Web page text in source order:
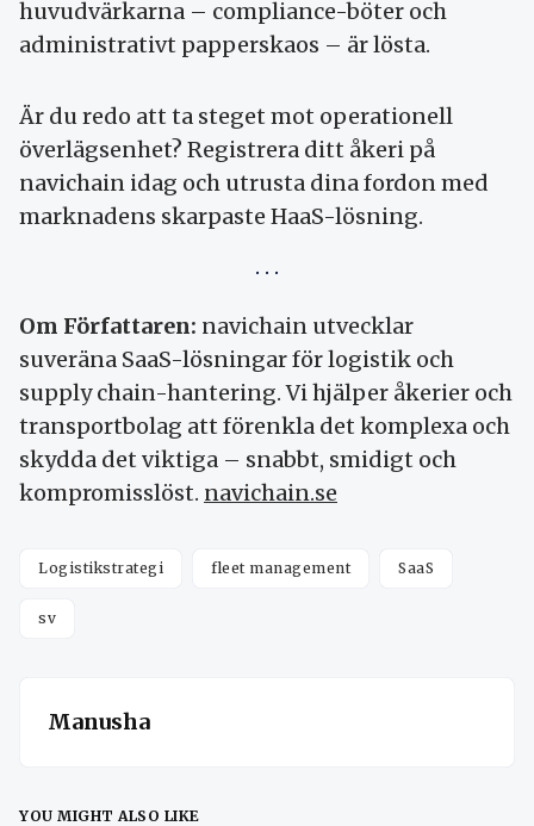
huvudvärkarna – compliance-böter och
administrativt papperskaos – är lösta.
Är du redo att ta steget mot operationell
överlägsenhet? Registrera ditt åkeri på
navichain idag och utrusta dina fordon med
marknadens skarpaste HaaS-lösning.
Om Författaren: navichain utvecklar
suveräna SaaS-lösningar för logistik och
supply chain-hantering. Vi hjälper åkerier och
transportbolag att förenkla det komplexa och
skydda det viktiga – snabbt, smidigt och
kompromisslöst. navichain.se
Logistikstrategi fleet management SaaS
sv
Manusha
YOU MIGHT ALSO LIKE